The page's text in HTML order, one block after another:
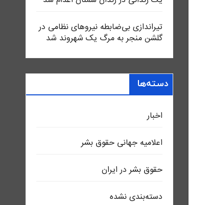
تیراندازی بی‌ضابطه نیروهای نظامی در
گلشن منجر به مرگ یک شهروند شد
دسته‌ها
اخبار
اعلاميه جهانی حقوق بشر
حقوق بشر در ایران
دسته‌بندی نشده